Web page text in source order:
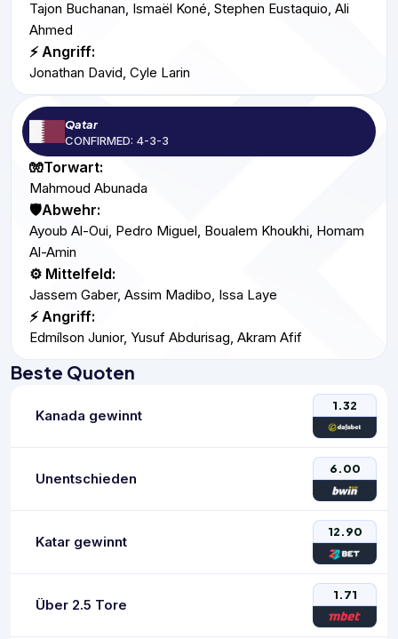
Tajon Buchanan, Ismaël Koné, Stephen Eustaquio, Ali
Ahmed
⚡ Angriff:
Jonathan David, Cyle Larin
Qatar
CONFIRMED: 4-3-3
🧤Torwart:
Mahmoud Abunada
🛡️Abwehr:
Ayoub Al-Oui, Pedro Miguel, Boualem Khoukhi, Homam
Al-Amin
⚙️ Mittelfeld:
Jassem Gaber, Assim Madibo, Issa Laye
⚡ Angriff:
Edmílson Junior, Yusuf Abdurisag, Akram Afif
Beste Quoten
Kanada gewinnt
1.32
Unentschieden
6.00
Katar gewinnt
12.90
Über 2.5 Tore
1.71